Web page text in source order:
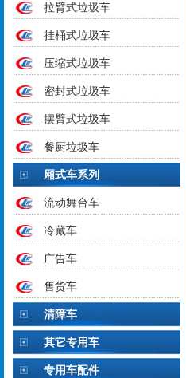
拉臂式垃圾车
挂桶式垃圾车
压缩式垃圾车
密封式垃圾车
摆臂式垃圾车
餐厨垃圾车
厢式车系列
流动舞台车
冷藏车
广告车
售货车
清障车
其它专用车
专用车配件